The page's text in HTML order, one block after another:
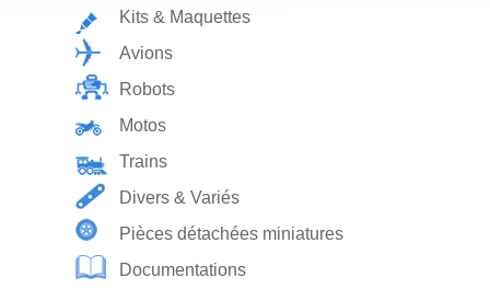
Kits & Maquettes
Avions
Robots
Motos
Trains
Divers & Variés
Pièces détachées miniatures
Documentations